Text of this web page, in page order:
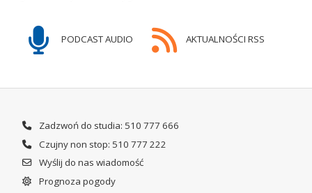
PODCAST AUDIO AKTUALNOŚCI RSS
Zadzwoń do studia: 510 777 666
Czujny non stop: 510 777 222
Wyślij do nas wiadomość
Prognoza pogody